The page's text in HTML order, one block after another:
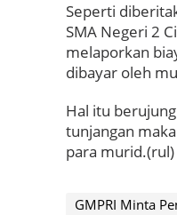
Seperti
SMA Negeri 2
melaporkan
dibayar oleh
Hal itu
tunjangan
para murid.(rul)
GMPRI Minta